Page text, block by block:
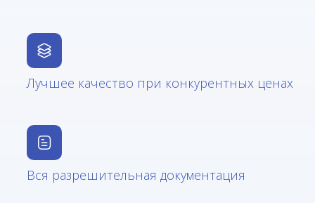
Лучшее качество при конкурентных ценах
Вся разрешительная документация